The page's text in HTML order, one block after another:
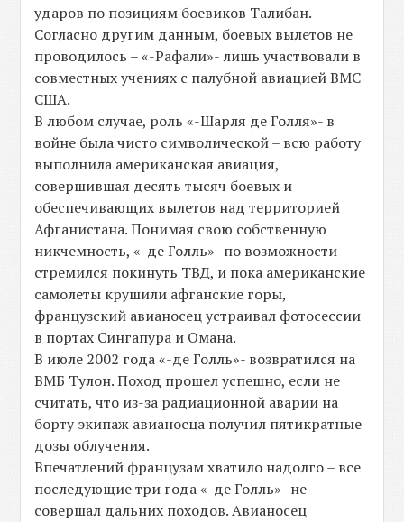
ударов по позициям боевиков Талибан.
Согласно другим данным, боевых вылетов не
проводилось – «-Рафали»- лишь участвовали в
совместных учениях с палубной авиацией ВМС
США.
В любом случае, роль «-Шарля де Голля»- в
войне была чисто символической – всю работу
выполнила американская авиация,
совершившая десять тысяч боевых и
обеспечивающих вылетов над территорией
Афганистана. Понимая свою собственную
никчемность, «-де Голль»- по возможности
стремился покинуть ТВД, и пока американские
самолеты крушили афганские горы,
французский авианосец устраивал фотосессии
в портах Сингапура и Омана.
В июле 2002 года «-де Голль»- возвратился на
ВМБ Тулон. Поход прошел успешно, если не
считать, что из-за радиационной аварии на
борту экипаж авианосца получил пятикратные
дозы облучения.
Впечатлений французам хватило надолго – все
последующие три года «-де Голль»- не
совершал дальних походов. Авианосец